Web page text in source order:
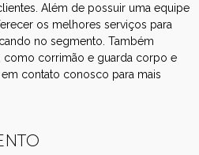
Além de possuir uma equipe
os melhores serviços para
no segmento. Também
como corrimão e guarda corpo e
contato conosco para mais